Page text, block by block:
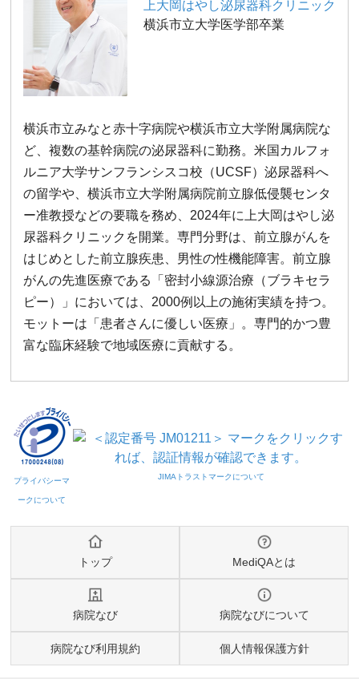
上大岡はやし泌尿器科クリニック
横浜市立大学医学部卒業
横浜市立みなと赤十字病院や横浜市立大学附属病院な
ど、複数の基幹病院の泌尿器科に勤務。米国カルフォ
ルニア大学サンフランシスコ校（UCSF）泌尿器科へ
の留学や、横浜市立大学附属病院前立腺低侵襲センタ
ー准教授などの要職を務め、2024年に上大岡はやし泌
尿器科クリニックを開業。専門分野は、前立腺がんを
はじめとした前立腺疾患、男性の性機能障害。前立腺
がんの先進医療である「密封小線源治療（ブラキセラ
ピー）」においては、2000例以上の施術実績を持つ。
モットーは「患者さんに優しい医療」。専門的かつ豊
富な臨床経験で地域医療に貢献する。
トップ MediQAとは
病院なび 病院なびについて
病院なび利用規約 個人情報保護方針